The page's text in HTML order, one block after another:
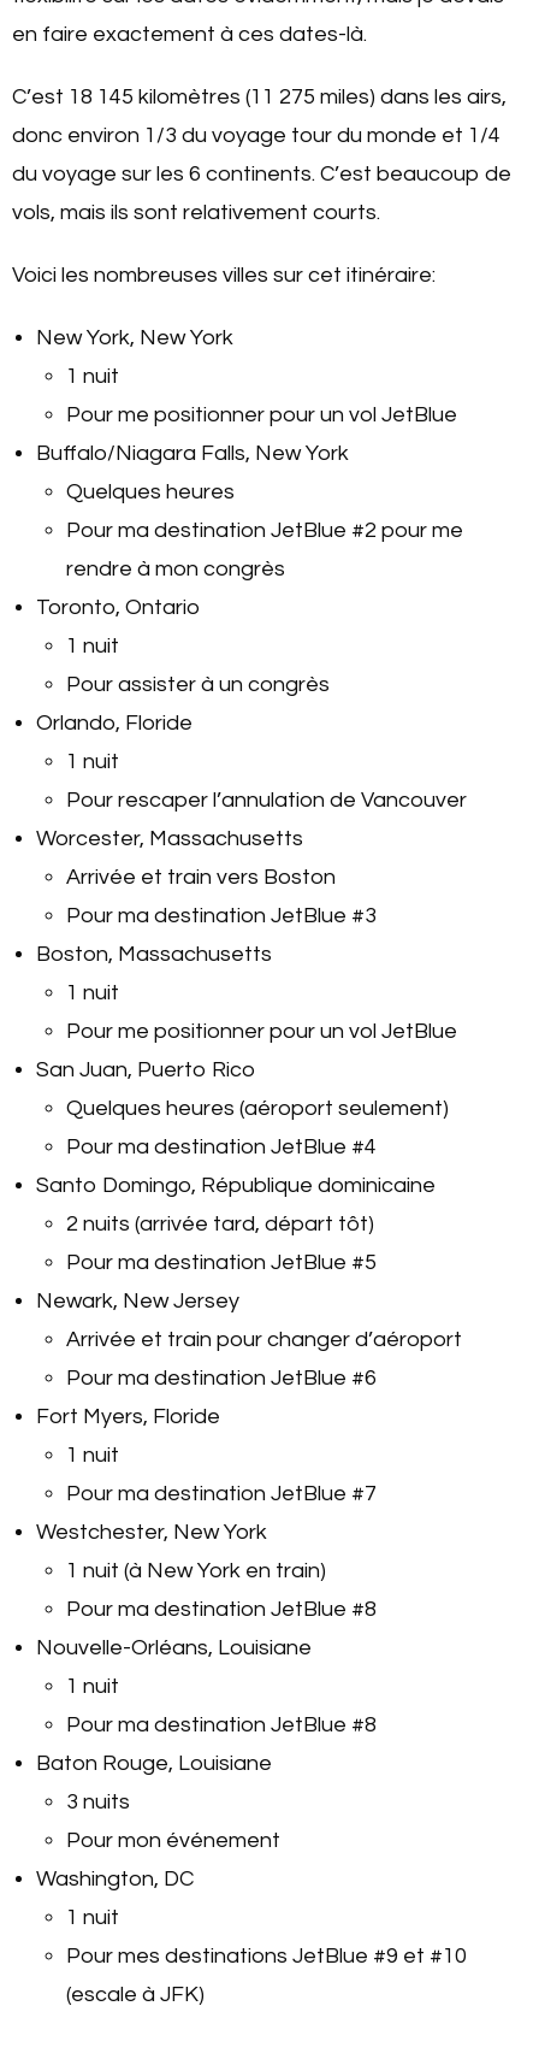
en faire exactement à ces dates-là.
C’est 18 145 kilomètres (11 275 miles) dans les airs,
donc environ 1/3 du voyage tour du monde et 1/4
du voyage sur les 6 continents. C’est beaucoup de
vols, mais ils sont relativement courts.
Voici les nombreuses villes sur cet itinéraire:
New York, New York
1 nuit
Pour me positionner pour un vol JetBlue
Buffalo/Niagara Falls, New York
Quelques heures
Pour ma destination JetBlue #2 pour me
rendre à mon congrès
Toronto, Ontario
1 nuit
Pour assister à un congrès
Orlando, Floride
1 nuit
Pour rescaper l’annulation de Vancouver
Worcester, Massachusetts
Arrivée et train vers Boston
Pour ma destination JetBlue #3
Boston, Massachusetts
1 nuit
Pour me positionner pour un vol JetBlue
San Juan, Puerto Rico
Quelques heures (aéroport seulement)
Pour ma destination JetBlue #4
Santo Domingo, République dominicaine
2 nuits (arrivée tard, départ tôt)
Pour ma destination JetBlue #5
Newark, New Jersey
Arrivée et train pour changer d’aéroport
Pour ma destination JetBlue #6
Fort Myers, Floride
1 nuit
Pour ma destination JetBlue #7
Westchester, New York
1 nuit (à New York en train)
Pour ma destination JetBlue #8
Nouvelle-Orléans, Louisiane
1 nuit
Pour ma destination JetBlue #8
Baton Rouge, Louisiane
3 nuits
Pour mon événement
Washington, DC
1 nuit
Pour mes destinations JetBlue #9 et #10
(escale à JFK)